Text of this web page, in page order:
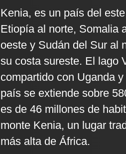
Kenia, es un país del
Etiopía al norte, Somalia
oeste y Sudán del Sur al
su costa sureste. El lago
compartido con Uganda
país se extiende sobre
es de 46 millones de
monte Kenia, un lugar
más alta de África.